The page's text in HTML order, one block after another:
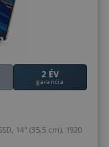
2 ÉV
garancia